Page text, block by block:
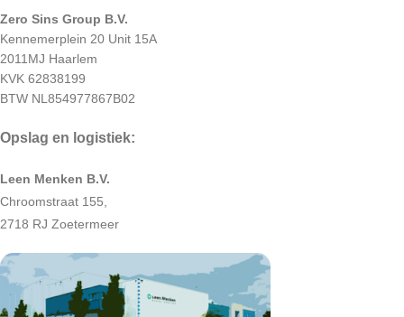
Zero Sins Group B.V.
Kennemerplein 20 Unit 15A
2011MJ Haarlem
KVK 62838199
BTW NL854977867B02
Opslag en logistiek:
Leen Menken B.V.
Chroomstraat 155,
2718 RJ Zoetermeer